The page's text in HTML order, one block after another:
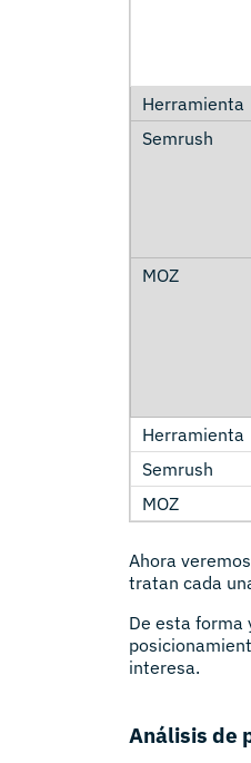
Ahora
tratan cada
De esta forma
interesa.
Análisis de